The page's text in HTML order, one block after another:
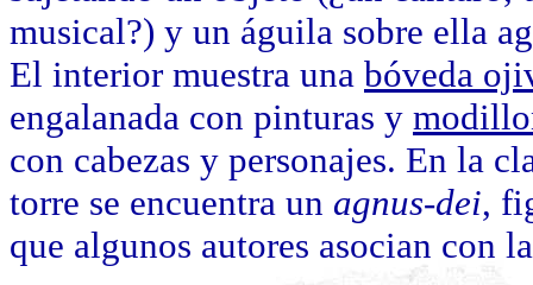
musical?) y un águila sobre ella
El interior muestra una bóveda
engalanada con pinturas y
con cabezas y personajes. En la
torre se encuentra un agnus-dei,
que algunos autores asocian con